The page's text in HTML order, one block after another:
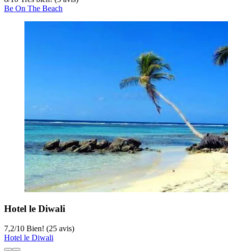
Be On The Beach
Hotel le Diwali
7,2/10 Bien! (25 avis)
Hotel le Diwali